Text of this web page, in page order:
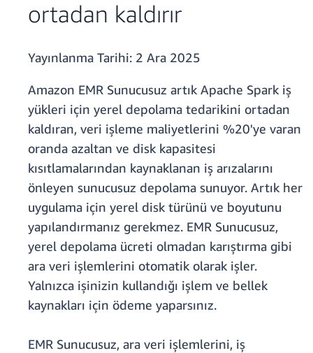
ortadan kaldırır
Yayınlanma Tarihi: 2 Ara 2025
Amazon EMR Sunucusuz artık Apache Spark iş
yükleri için yerel depolama tedarikini ortadan
kaldıran, veri işleme maliyetlerini %20'ye varan
oranda azaltan ve disk kapasitesi
kısıtlamalarından kaynaklanan iş arızalarını
önleyen sunucusuz depolama sunuyor. Artık her
uygulama için yerel disk türünü ve boyutunu
yapılandırmanız gerekmez. EMR Sunucusuz,
yerel depolama ücreti olmadan karıştırma gibi
ara veri işlemlerini otomatik olarak işler.
Yalnızca işinizin kullandığı işlem ve bellek
kaynakları için ödeme yaparsınız.
EMR Sunucusuz, ara veri işlemlerini, iş